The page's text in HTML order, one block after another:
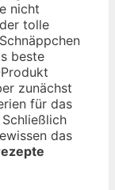
nicht
tolle
Schnäppchen
beste
zunächst
für das
Schließlich
das